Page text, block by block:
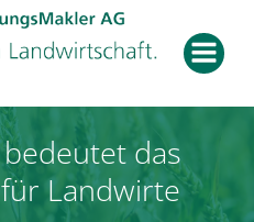
Zum
Inhalt
springen
bedeutet das
Landwirte